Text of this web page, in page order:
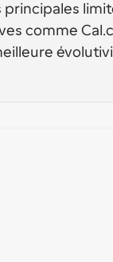
comme